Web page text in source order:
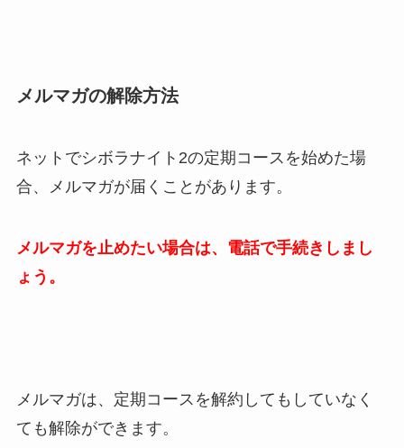
メルマガの解除方法
ネットでシボラナイト2の定期コースを始めた場
合、メルマガが届くことがあります。
メルマガを止めたい場合は、電話で手続きしまし
ょう。
メルマガは、定期コースを解約してもしていなく
ても解除ができます。